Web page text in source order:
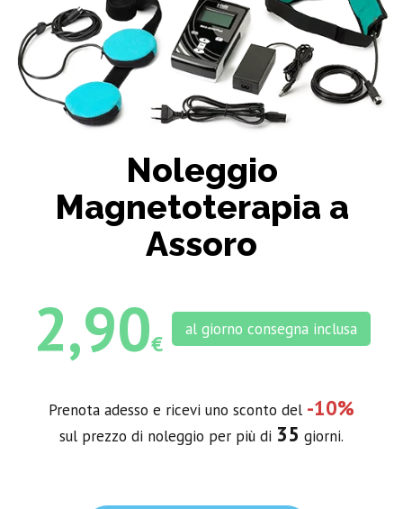
Noleggio
Magnetoterapia a
Assoro
2,90€
al giorno consegna inclusa
Prenota adesso e ricevi uno sconto del -10%
sul prezzo di noleggio per più di 35 giorni.